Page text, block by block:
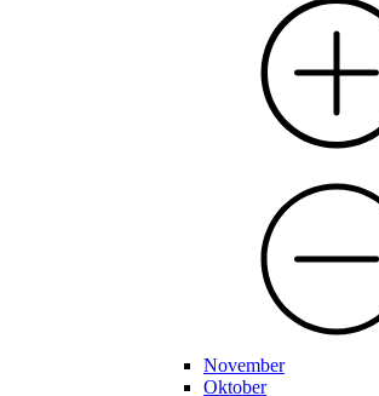
November
Oktober